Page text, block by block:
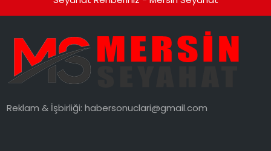
Reklam & İşbirliği:habersonuclari@gmail.com